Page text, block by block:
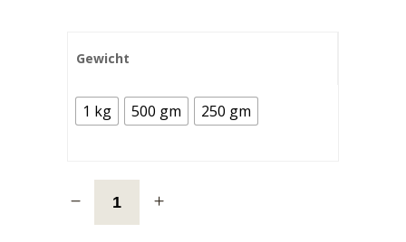
Gewicht
1 kg 500 gm 250 gm